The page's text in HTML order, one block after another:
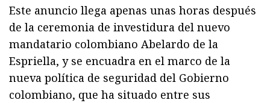
Este anuncio llega apenas unas horas después
de la ceremonia de investidura del nuevo
mandatario colombiano Abelardo de la
Espriella, y se encuadra en el marco de la
nueva política de seguridad del Gobierno
colombiano, que ha situado entre sus